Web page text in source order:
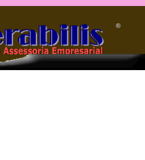
conteúdo principal
®️